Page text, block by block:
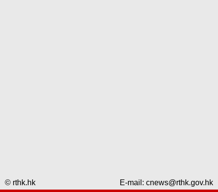
© rthk.hk E-mail: cnews@rthk.gov.hk